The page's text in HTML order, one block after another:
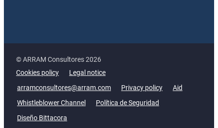
© ARRAM Consultores 2026
Cookies policy
Legal notice
arramconsultores@arram.com
Privacy policy
Aid
Whistleblower Channel
Política de Seguridad
Diseño Bittacora